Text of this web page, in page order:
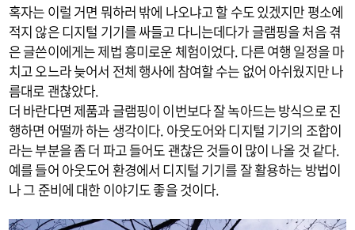
혹자는 이럴 거면 뭐하러 밖에 나오냐고 할 수도 있겠지만 평소에
적지 않은 디지털 기기를 싸들고 다니는데다가 글램핑을 처음 겪
은 글쓴이에게는 제법 흥미로운 체험이었다. 다른 여행 일정을 마
치고 오느라 늦어서 전체 행사에 참여할 수는 없어 아쉬웠지만 나
름대로 괜찮았다.
더 바란다면 제품과 글램핑이 이번보다 잘 녹아드는 방식으로 진
행하면 어떨까 하는 생각이다. 아웃도어와 디지털 기기의 조합이
라는 부분을 좀 더 파고 들어도 괜찮은 것들이 많이 나올 것 같다.
예를 들어 아웃도어 환경에서 디지털 기기를 잘 활용하는 방법이
나 그 준비에 대한 이야기도 좋을 것이다.